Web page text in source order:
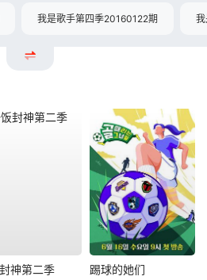
我是歌手第四季20160122期
神第二季 踢球的她们